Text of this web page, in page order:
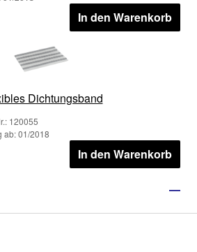
In den Warenkorb
Dichtungsband
120055
ab: 01/2018
In den Warenkorb